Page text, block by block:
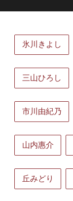
氷川きよし
三山ひろし
市川由紀乃
山内惠介
丘みどり